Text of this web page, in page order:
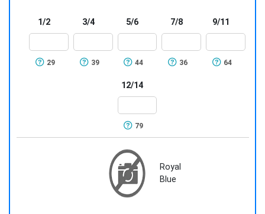
1/2
29
3/4
39
5/6
44
7/8
36
9/11
64
12/14
79
Royal
Blue